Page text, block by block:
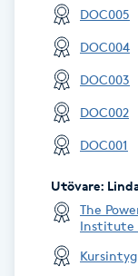
MicroPen
Microshading
Mixfransar
Nagelförlängning
Nagelförlängning
DOC005
DOC004
DOC003
DOC002
DOC001
Utövare:
The
Institute